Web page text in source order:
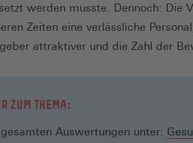
werden musste. Dennoch: Die
Zeiten eine verlässliche
attraktiver und die Zahl der
ZUM THEMA:
Auswertungen unter: